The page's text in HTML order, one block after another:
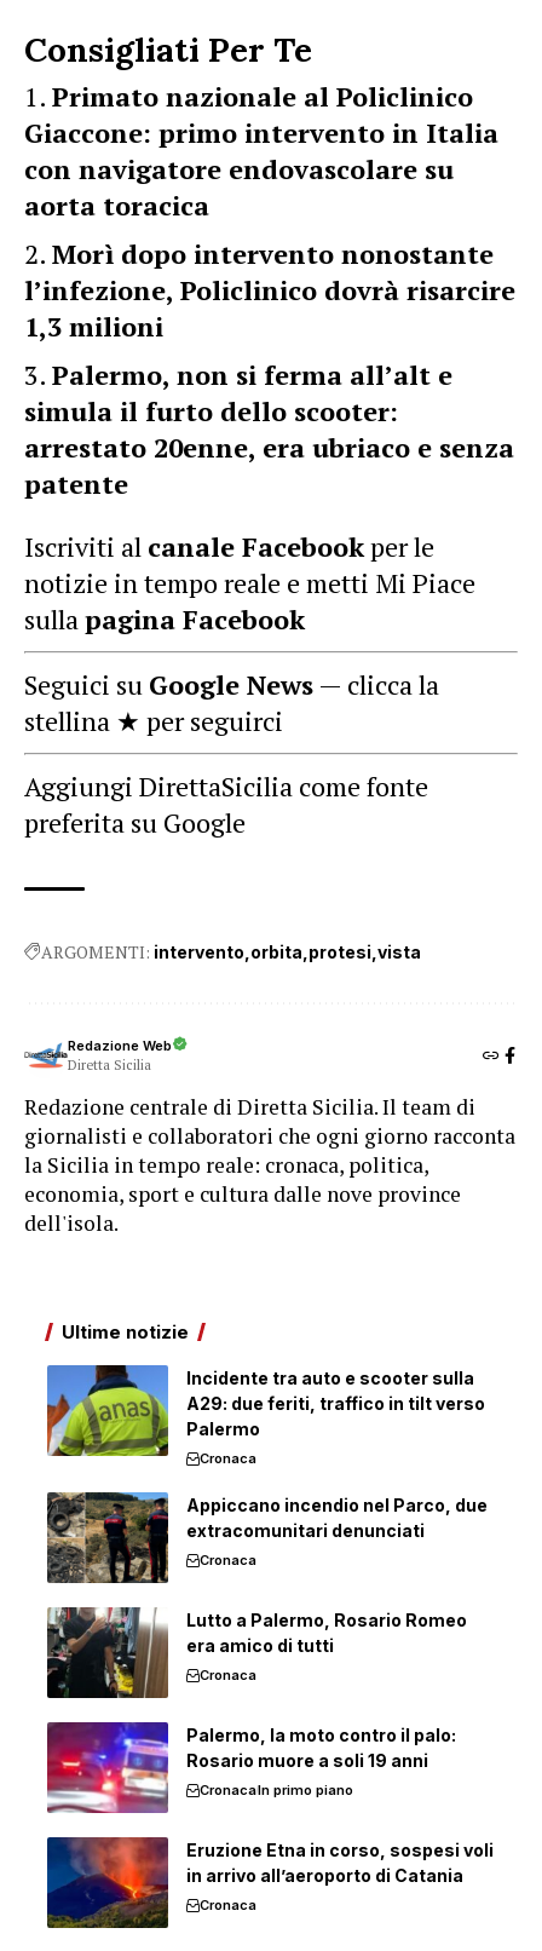
Consigliati Per Te
Primato nazionale al Policlinico
Giaccone: primo intervento in Italia
con navigatore endovascolare su
aorta toracica
Morì dopo intervento nonostante
l’infezione, Policlinico dovrà risarcire
1,3 milioni
Palermo, non si ferma all’alt e
simula il furto dello scooter:
arrestato 20enne, era ubriaco e senza
patente
Iscriviti al canale Facebookper le
notizie in tempo reale e metti Mi Piace
sullapagina Facebook
Seguici su Google News — clicca la
stellina ★ per seguirci
Aggiungi DirettaSicilia come fonte
preferita su Google
ARGOMENTI: intervento orbita protesi vista
Redazione Web
Diretta Sicilia
Redazione centrale di Diretta Sicilia. Il team di
giornalisti e collaboratori che ogni giorno racconta
la Sicilia in tempo reale: cronaca, politica,
economia, sport e cultura dalle nove province
dell'isola.
Ultime notizie
Incidente tra auto e scooter sulla
A29: due feriti, traffico in tilt verso
Palermo
Cronaca
Appiccano incendio nel Parco, due
extracomunitari denunciati
Cronaca
Lutto a Palermo, Rosario Romeo
era amico di tutti
Cronaca
Palermo, la moto contro il palo:
Rosario muore a soli 19 anni
CronacaIn primo piano
Eruzione Etna in corso, sospesi voli
in arrivo all’aeroporto di Catania
Cronaca